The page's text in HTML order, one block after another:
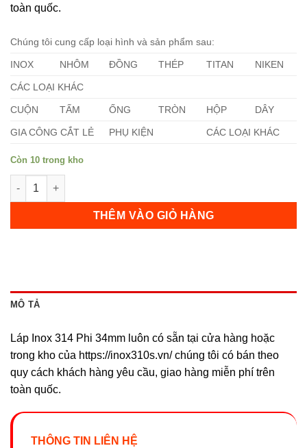
toàn quốc.
Chúng tôi cung cấp loại hình và sản phẩm sau:
INOX NHÔM ĐỒNG THÉP TITAN NIKEN
CÁC LOẠI KHÁC
CUỘN TẤM ỐNG TRÒN HỘP DÂY
GIA CÔNG CẮT LẺ PHỤ KIỆN CÁC LOẠI KHÁC
Còn 10 trong kho
Láp Inox 314 Phi 34mm số lượng
THÊM VÀO GIỎ HÀNG
MÔ TẢ
Láp Inox 314 Phi 34mm luôn có sẵn tại cửa hàng hoặc
trong kho của https://inox310s.vn/ chúng tôi có bán theo
quy cách khách hàng yêu cầu, giao hàng miễn phí trên
toàn quốc.
THÔNG TIN LIÊN HỆ